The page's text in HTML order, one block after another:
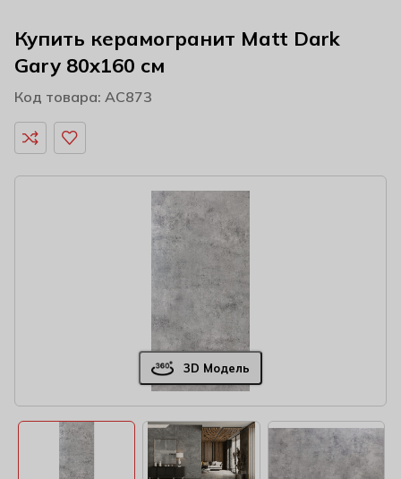
Купить керамогранит Matt Dark
Gary 80х160 см
Код товара: AC873
3D Модель